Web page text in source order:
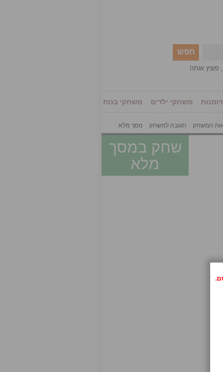
חפש
, פוצץ אותה
משחקי ילדים משחקי בנות
מסך מלא תגובה למשחק המשחק
שחק במסך
מלא